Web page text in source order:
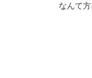
なんて